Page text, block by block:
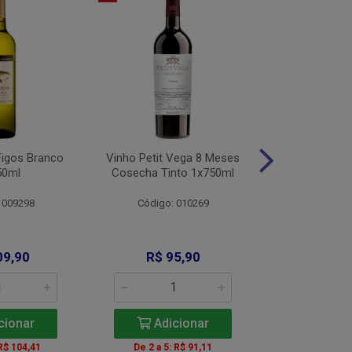
Branco
104,41
Vinho Petit Vega 8 Meses
Cosecha Tinto 1x750ml
Código: 010269
R$ 95,90
Adicionar
De 2 a 5: R$ 91,11